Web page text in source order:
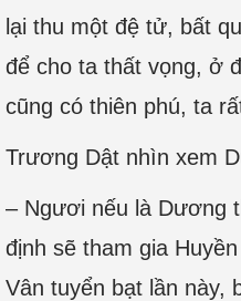
lại thu một đệ tử, bất
để cho ta thất vọng, ở
cũng có thiên phú, ta
Trương Dật nhìn xem
– Ngươi nếu là Dương
định sẽ tham gia
Vân tuyển bạt lần này,